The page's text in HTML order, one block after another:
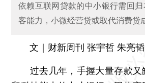
依赖互联网贷款的中小银行需回
客能力，小微经营贷或取代消费贷
文｜财新周刊 张宇哲 朱亮韬
过去几年，手握大量存款又